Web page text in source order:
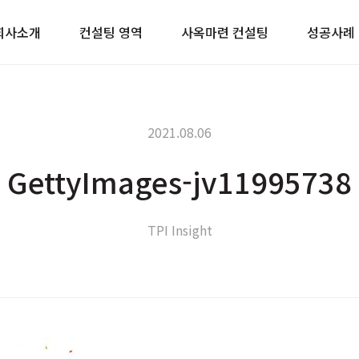
사소개 컨설팅 영역 사옥마련 컨설팅 성공사례
2021.08.06
GettyImages-jv11995738
TPI Insight